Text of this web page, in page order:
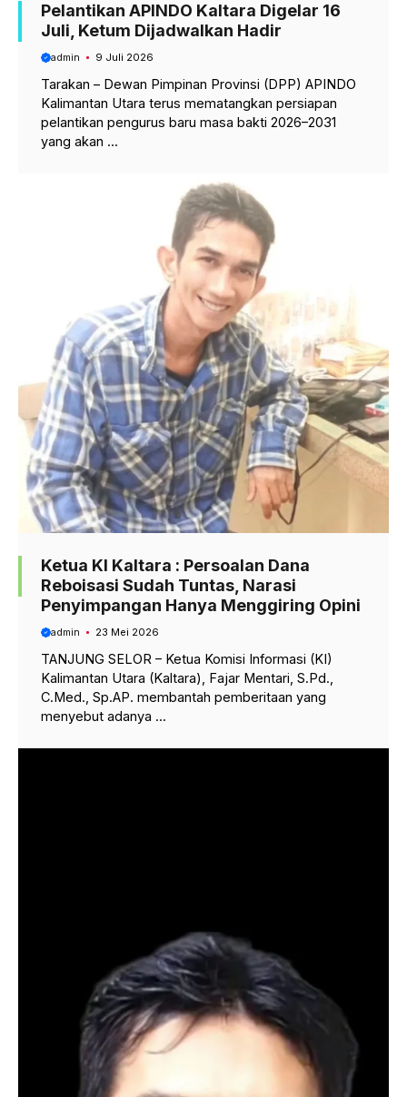
Pelantikan APINDO Kaltara Digelar 16
Juli, Ketum Dijadwalkan Hadir
admin 9 Juli 2026
Tarakan – Dewan Pimpinan Provinsi (DPP) APINDO
Kalimantan Utara terus mematangkan persiapan
pelantikan pengurus baru masa bakti 2026–2031
yang akan ...
Ketua KI Kaltara : Persoalan Dana
Reboisasi Sudah Tuntas, Narasi
Penyimpangan Hanya Menggiring Opini
admin 23 Mei 2026
TANJUNG SELOR – Ketua Komisi Informasi (KI)
Kalimantan Utara (Kaltara), Fajar Mentari, S.Pd.,
C.Med., Sp.AP. membantah pemberitaan yang
menyebut adanya ...